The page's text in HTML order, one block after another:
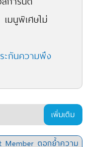
เมนูพิเศษไม่
ะกันความพึง
เพิ่มเติม